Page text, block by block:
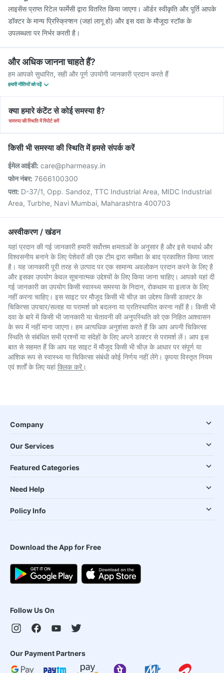
लाइसेंस प्राप्त रिटेल फार्मेसी द्वारा वितरित किया जाएगा। ऑर्डर स्वीकृति और पूर्ति आपके
डॉक्टर के मान्य प्रिस्क्रिप्शन (जहां लागू हो) और इस दवा के मौजूदा स्टॉक के
उपलब्धता पर निर्भर करती है।
और अधिक जानना चाहते हैं?
हम आपको सुधारित, सही और पूर्ण उपयोगी जानकारी प्रदान करते हैं
हमारी नीतियों को पढ़ें
क्या हमारे कंटेंट से कोई समस्या है?
समस्या की स्थिति में रिपोर्ट करें
किसी भी समस्या की स्थिति में हमसे संपर्क करें
ईमेल आईडी: care@pharmeasy.in
फोन नंबर: 7666100300
पता: D-37/1, Opp. Sandoz, TTC Industrial Area, MIDC Industrial
Area, Turbhe, Navi Mumbai, Maharashtra 400703
अस्वीकरण / खंडन
यहां प्रदान की गई जानकारी हमारी सर्वोत्तम क्षमताओं के अनुसार है और इसे यथार्थ और
विश्वसनीय बनाने के लिए पेशेवरों की एक टीम द्वारा समीक्षा के बाद प्रकाशित किया जाता
है। यह जानकारी पूरी तरह से उत्पाद पर एक सामान्य अवलोकन प्रदान करने के लिए है
और इसका उपयोग केवल सूचनात्मक उद्देश्यों के लिए किया जाना चाहिए। आपको यहां दी
गई जानकारी का उपयोग किसी स्वास्थ्य समस्या के निदान, रोकथाम या इलाज के लिए
नहीं करना चाहिए। इस साइट पर मौजूद किसी भी चीज़ का उद्देश्य किसी डाक्टर के
चिकित्सा उपचार/सलाह या परामर्श को बदलना या प्रतिस्थापित करना नहीं है। किसी भी
दवा के बारे में किसी भी जानकारी या चेतावनी की अनुपस्थिति को एक निहित आश्वासन
के रूप में नहीं माना जाएगा। हम अत्यधिक अनुशंसा करते हैं कि आप अपनी चिकित्सा
स्थिति से संबंधित सभी प्रश्नों या संदेहों के लिए अपने डाक्टर से परामर्श लें। आप इस
बात से सहमत हैं कि आप यह साइट में मौजूद किसी भी चीज़ के आधार पर संपूर्ण या
आंशिक रूप से स्वास्थ्य या चिकित्सा संबंधी कोई निर्णय नहीं लेंगे। कृपया विस्तृत नियम
एवं शर्तों के लिए यहांक्लिक करें।
Company
Our Services
Featured Categories
Need Help
Policy Info
Download the App for Free
Follow Us On
Our Payment Partners